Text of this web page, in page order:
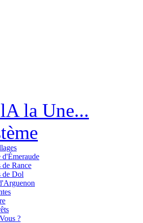
A la Une...
d'Émeraude
de Rance
de Dol
?